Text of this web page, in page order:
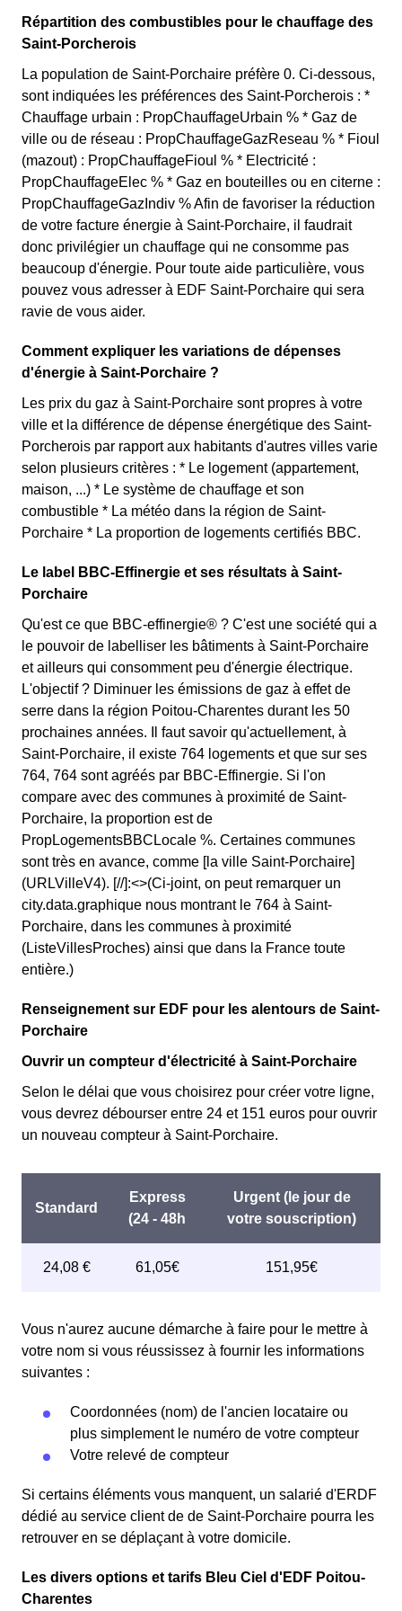
Répartition des combustibles pour le chauffage des
Saint-Porcherois
La population de Saint-Porchaire préfère 0. Ci-dessous,
sont indiquées les préférences des Saint-Porcherois : *
Chauffage urbain : PropChauffageUrbain % * Gaz de
ville ou de réseau : PropChauffageGazReseau % * Fioul
(mazout) : PropChauffageFioul % * Electricité :
PropChauffageElec % * Gaz en bouteilles ou en citerne :
PropChauffageGazIndiv % Afin de favoriser la réduction
de votre facture énergie à Saint-Porchaire, il faudrait
donc privilégier un chauffage qui ne consomme pas
beaucoup d'énergie. Pour toute aide particulière, vous
pouvez vous adresser à EDF Saint-Porchaire qui sera
ravie de vous aider.
Comment expliquer les variations de dépenses
d'énergie à Saint-Porchaire ?
Les prix du gaz à Saint-Porchaire sont propres à votre
ville et la différence de dépense énergétique des Saint-
Porcherois par rapport aux habitants d'autres villes varie
selon plusieurs critères : * Le logement (appartement,
maison, ...) * Le système de chauffage et son
combustible * La météo dans la région de Saint-
Porchaire * La proportion de logements certifiés BBC.
Le label BBC-Effinergie et ses résultats à Saint-
Porchaire
Qu'est ce que BBC-effinergie® ? C'est une société qui a
le pouvoir de labelliser les bâtiments à Saint-Porchaire
et ailleurs qui consomment peu d'énergie électrique.
L'objectif ? Diminuer les émissions de gaz à effet de
serre dans la région Poitou-Charentes durant les 50
prochaines années. Il faut savoir qu'actuellement, à
Saint-Porchaire, il existe 764 logements et que sur ses
764, 764 sont agréés par BBC-Effinergie. Si l'on
compare avec des communes à proximité de Saint-
Porchaire, la proportion est de
PropLogementsBBCLocale %. Certaines communes
sont très en avance, comme [la ville Saint-Porchaire]
(URLVilleV4). [//]:<>(Ci-joint, on peut remarquer un
city.data.graphique nous montrant le 764 à Saint-
Porchaire, dans les communes à proximité
(ListeVillesProches) ainsi que dans la France toute
entière.)
Renseignement sur EDF pour les alentours de Saint-
Porchaire
Ouvrir un compteur d'électricité à Saint-Porchaire
Selon le délai que vous choisirez pour créer votre ligne,
vous devrez débourser entre 24 et 151 euros pour ouvrir
un nouveau compteur à Saint-Porchaire.
Vous n'aurez aucune démarche à faire pour le mettre à
votre nom si vous réussissez à fournir les informations
suivantes :
Coordonnées (nom) de l'ancien locataire ou
plus simplement le numéro de votre compteur
Votre relevé de compteur
Si certains éléments vous manquent, un salarié d'ERDF
dédié au service client de de Saint-Porchaire pourra les
retrouver en se déplaçant à votre domicile.
Les divers options et tarifs Bleu Ciel d'EDF Poitou-
Charentes